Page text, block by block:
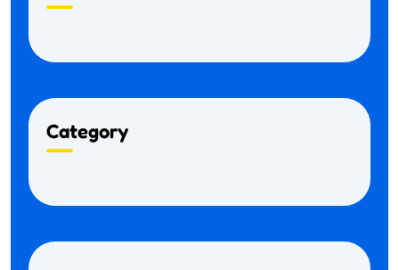
Category